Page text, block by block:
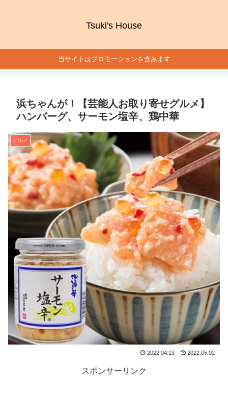
Tsuki's House
当サイトはプロモーションを含みます
浜ちゃんが！【芸能人お取り寄せグルメ】
ハンバーグ、サーモン塩辛、鶏中華
グルメ
2022.04.13 2022.05.02
スポンサーリンク